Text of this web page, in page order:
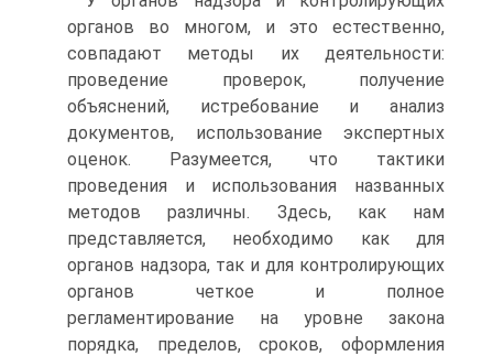
органов во многом, и это естественно,
совпадают методы их деятельности:
проведение проверок, получение
объяснений, истребование и анализ
документов, использование экспертных
оценок. Разумеется, что тактики
проведения и использования названных
методов различны. Здесь, как нам
представляется, необходимо как для
органов надзора, так и для контролирующих
органов четкое и полное
регламентирование на уровне закона
порядка, пределов, сроков, оформления